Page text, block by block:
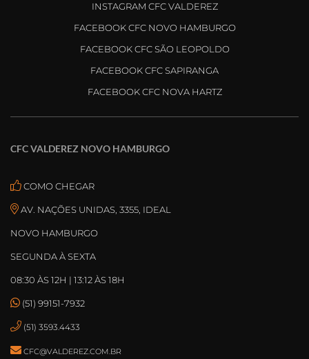
INSTAGRAM CFC VALDEREZ
FACEBOOK CFC NOVO HAMBURGO
FACEBOOK CFC SÃO LEOPOLDO
FACEBOOK CFC SAPIRANGA
FACEBOOK CFC NOVA HARTZ
CFC VALDEREZ NOVO HAMBURGO
COMO CHEGAR
AV. NAÇÕES UNIDAS, 3355, IDEAL
NOVO HAMBURGO
SEGUNDA À SEXTA
08:30 ÀS 12H | 13:12 ÀS 18H
(51) 99151-7932
(51) 3593.4433
CFC@VALDEREZ.COM.BR